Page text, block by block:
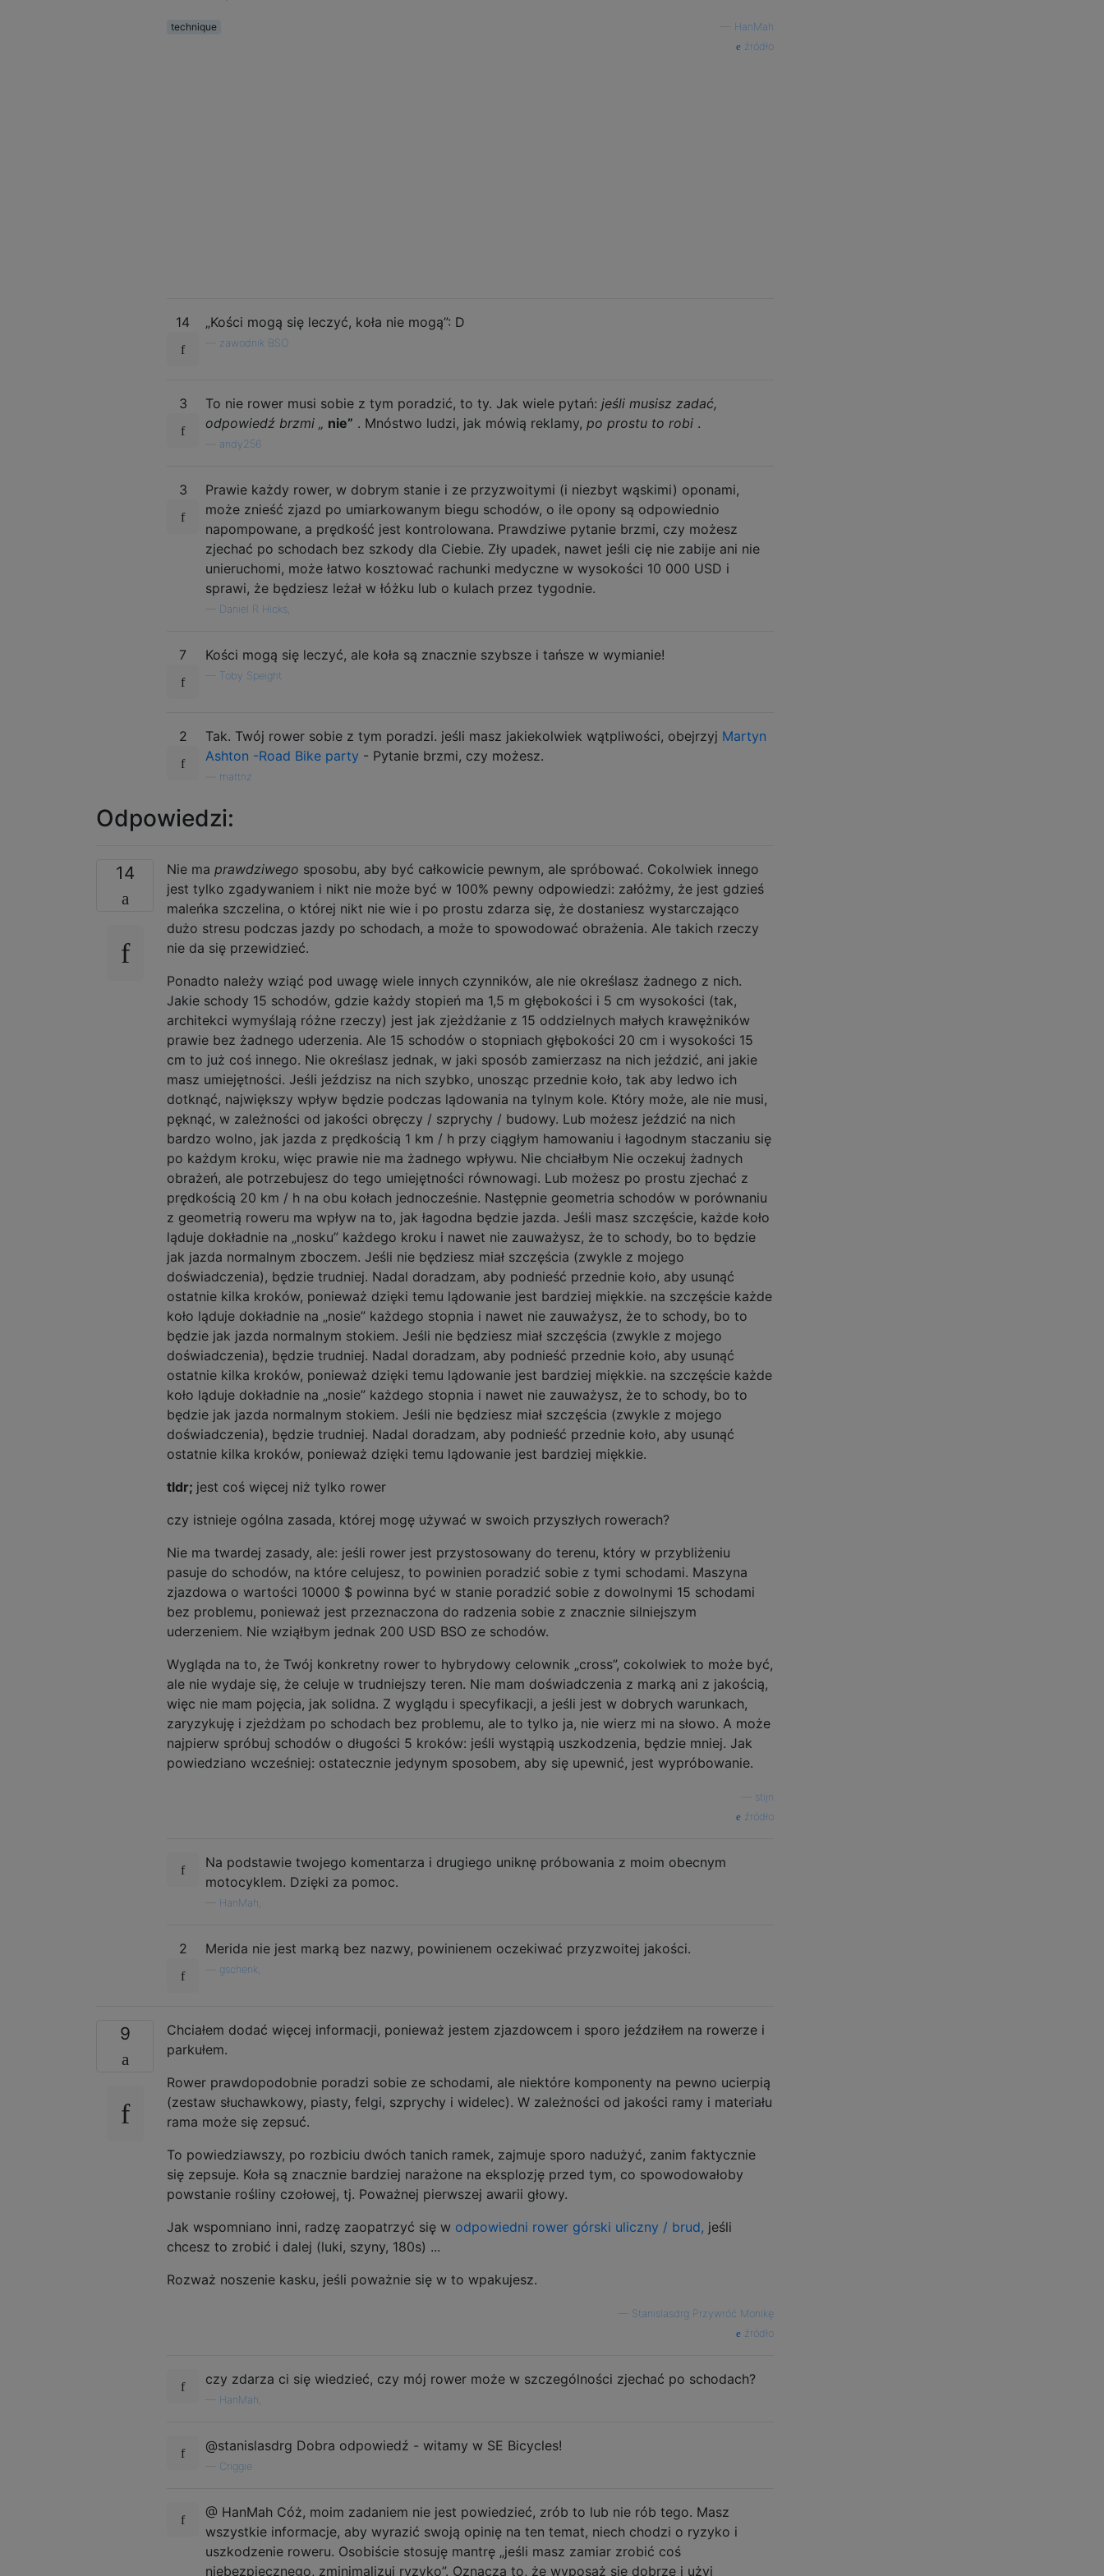
technique
HanMah
źródło
14 „Kości mogą się leczyć, koła nie mogą”: D
zawodnik BSO
3 To nie rower musi sobie z tym poradzić, to ty. Jak wiele pytań: jeśli musisz zadać,
odpowiedź brzmi „ nie” . Mnóstwo ludzi, jak mówią reklamy, po prostu to robi .
andy256
3
Prawie każdy rower, w dobrym stanie i ze przyzwoitymi (i niezbyt wąskimi) oponami,
może znieść zjazd po umiarkowanym biegu schodów, o ile opony są odpowiednio
napompowane, a prędkość jest kontrolowana. Prawdziwe pytanie brzmi, czy możesz
zjechać po schodach bez szkody dla Ciebie. Zły upadek, nawet jeśli cię nie zabije ani nie
unieruchomi, może łatwo kosztować rachunki medyczne w wysokości 10 000 USD i
sprawi, że będziesz leżał w łóżku lub o kulach przez tygodnie.
Daniel R Hicks,
7 Kości mogą się leczyć, ale koła są znacznie szybsze i tańsze w wymianie!
Toby Speight
2 Tak. Twój rower sobie z tym poradzi. jeśli masz jakiekolwiek wątpliwości, obejrzyj Martyn
Ashton -Road Bike party - Pytanie brzmi, czy możesz.
mattnz
Odpowiedzi:
14 Nie ma prawdziwego sposobu, aby być całkowicie pewnym, ale spróbować. Cokolwiek innego
jest tylko zgadywaniem i nikt nie może być w 100% pewny odpowiedzi: załóżmy, że jest gdzieś
maleńka szczelina, o której nikt nie wie i po prostu zdarza się, że dostaniesz wystarczająco
dużo stresu podczas jazdy po schodach, a może to spowodować obrażenia. Ale takich rzeczy
nie da się przewidzieć.
Ponadto należy wziąć pod uwagę wiele innych czynników, ale nie określasz żadnego z nich.
Jakie schody 15 schodów, gdzie każdy stopień ma 1,5 m głębokości i 5 cm wysokości (tak,
architekci wymyślają różne rzeczy) jest jak zjeżdżanie z 15 oddzielnych małych krawężników
prawie bez żadnego uderzenia. Ale 15 schodów o stopniach głębokości 20 cm i wysokości 15
cm to już coś innego. Nie określasz jednak, w jaki sposób zamierzasz na nich jeździć, ani jakie
masz umiejętności. Jeśli jeździsz na nich szybko, unosząc przednie koło, tak aby ledwo ich
dotknąć, największy wpływ będzie podczas lądowania na tylnym kole. Który może, ale nie musi,
pęknąć, w zależności od jakości obręczy / szprychy / budowy. Lub możesz jeździć na nich
bardzo wolno, jak jazda z prędkością 1 km / h przy ciągłym hamowaniu i łagodnym staczaniu się
po każdym kroku, więc prawie nie ma żadnego wpływu. Nie chciałbym Nie oczekuj żadnych
obrażeń, ale potrzebujesz do tego umiejętności równowagi. Lub możesz po prostu zjechać z
prędkością 20 km / h na obu kołach jednocześnie. Następnie geometria schodów w porównaniu
z geometrią roweru ma wpływ na to, jak łagodna będzie jazda. Jeśli masz szczęście, każde koło
ląduje dokładnie na „nosku” każdego kroku i nawet nie zauważysz, że to schody, bo to będzie
jak jazda normalnym zboczem. Jeśli nie będziesz miał szczęścia (zwykle z mojego
doświadczenia), będzie trudniej. Nadal doradzam, aby podnieść przednie koło, aby usunąć
ostatnie kilka kroków, ponieważ dzięki temu lądowanie jest bardziej miękkie. na szczęście każde
koło ląduje dokładnie na „nosie” każdego stopnia i nawet nie zauważysz, że to schody, bo to
będzie jak jazda normalnym stokiem. Jeśli nie będziesz miał szczęścia (zwykle z mojego
doświadczenia), będzie trudniej. Nadal doradzam, aby podnieść przednie koło, aby usunąć
ostatnie kilka kroków, ponieważ dzięki temu lądowanie jest bardziej miękkie. na szczęście każde
koło ląduje dokładnie na „nosie” każdego stopnia i nawet nie zauważysz, że to schody, bo to
będzie jak jazda normalnym stokiem. Jeśli nie będziesz miał szczęścia (zwykle z mojego
doświadczenia), będzie trudniej. Nadal doradzam, aby podnieść przednie koło, aby usunąć
ostatnie kilka kroków, ponieważ dzięki temu lądowanie jest bardziej miękkie.
tldr; jest coś więcej niż tylko rower
czy istnieje ogólna zasada, której mogę używać w swoich przyszłych rowerach?
Nie ma twardej zasady, ale: jeśli rower jest przystosowany do terenu, który w przybliżeniu
pasuje do schodów, na które celujesz, to powinien poradzić sobie z tymi schodami. Maszyna
zjazdowa o wartości 10000 $ powinna być w stanie poradzić sobie z dowolnymi 15 schodami
bez problemu, ponieważ jest przeznaczona do radzenia sobie z znacznie silniejszym
uderzeniem. Nie wziąłbym jednak 200 USD BSO ze schodów.
Wygląda na to, że Twój konkretny rower to hybrydowy celownik „cross”, cokolwiek to może być,
ale nie wydaje się, że celuje w trudniejszy teren. Nie mam doświadczenia z marką ani z jakością,
więc nie mam pojęcia, jak solidna. Z wyglądu i specyfikacji, a jeśli jest w dobrych warunkach,
zaryzykuję i zjeżdżam po schodach bez problemu, ale to tylko ja, nie wierz mi na słowo. A może
najpierw spróbuj schodów o długości 5 kroków: jeśli wystąpią uszkodzenia, będzie mniej. Jak
powiedziano wcześniej: ostatecznie jedynym sposobem, aby się upewnić, jest wypróbowanie.
stijn
źródło
Na podstawie twojego komentarza i drugiego uniknę próbowania z moim obecnym
motocyklem. Dzięki za pomoc.
HanMah,
2 Merida nie jest marką bez nazwy, powinienem oczekiwać przyzwoitej jakości.
gschenk,
9
Chciałem dodać więcej informacji, ponieważ jestem zjazdowcem i sporo jeździłem na rowerze i
parkułem.
Rower prawdopodobnie poradzi sobie ze schodami, ale niektóre komponenty na pewno ucierpią
(zestaw słuchawkowy, piasty, felgi, szprychy i widelec). W zależności od jakości ramy i materiału
rama może się zepsuć.
To powiedziawszy, po rozbiciu dwóch tanich ramek, zajmuje sporo nadużyć, zanim faktycznie
się zepsuje. Koła są znacznie bardziej narażone na eksplozję przed tym, co spowodowałoby
powstanie rośliny czołowej, tj. Poważnej pierwszej awarii głowy.
Jak wspomniano inni, radzę zaopatrzyć się w odpowiedni rower górski uliczny / brud, jeśli
chcesz to zrobić i dalej (luki, szyny, 180s) ...
Rozważ noszenie kasku, jeśli poważnie się w to wpakujesz.
Stanislasdrg Przywróć Monikę
źródło
czy zdarza ci się wiedzieć, czy mój rower może w szczególności zjechać po schodach?
HanMah,
@stanislasdrg Dobra odpowiedź - witamy w SE Bicycles!
Criggie
@ HanMah Cóż, moim zadaniem nie jest powiedzieć, zrób to lub nie rób tego. Masz
wszystkie informacje, aby wyrazić swoją opinię na ten temat, niech chodzi o ryzyko i
uszkodzenie roweru. Osobiście stosuję mantrę „jeśli masz zamiar zrobić coś
niebezpiecznego, zminimalizuj ryzyko”. Oznacza to, że wyposaż się dobrze i użyj